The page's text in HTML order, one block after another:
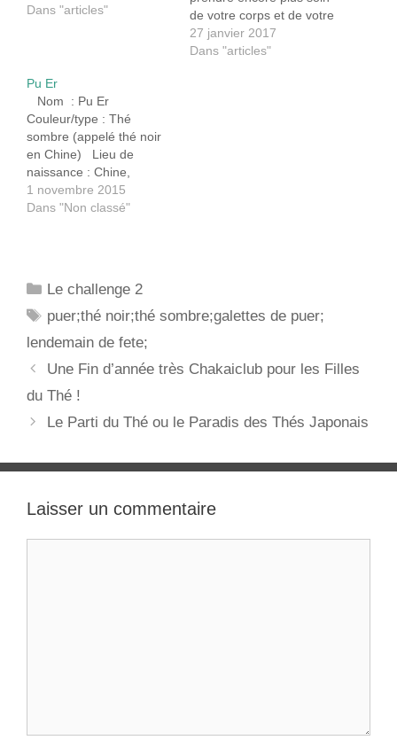
Dans "articles"
de votre corps et de votre
esprit, voici, en quoi le Pu
Er peut vous y aider…
27 janvier 2017
Dans "articles"
Pu Er
Nom : Pu Er
Couleur/type : Thé
sombre (appelé thé noir
en Chine) Lieu de
naissance : Chine,
province de Yunnan
Histoire : Le thé Pu Er 普
transformation bien
spécifique donne aux Pu
1 novembre 2015
Dans "Non classé"
Catégories
Le challenge 2
Étiquettes
puer;thé noir;thé sombre;galettes de puer;
lendemain de fete;
Navigation
des
Une Fin d’année très Chakaiclub pour les Filles
du Thé !
Le Parti du Thé ou le Paradis des Thés Japonais
Laisser un commentaire